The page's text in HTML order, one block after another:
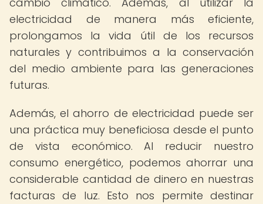
electricidad de manera más eficiente,
prolongamos la vida útil de los recursos
naturales y contribuimos a la conservación
del medio ambiente para las generaciones
futuras.
Además, el ahorro de electricidad puede ser
una práctica muy beneficiosa desde el punto
de vista económico. Al reducir nuestro
consumo energético, podemos ahorrar una
considerable cantidad de dinero en nuestras
facturas de luz. Esto nos permite destinar